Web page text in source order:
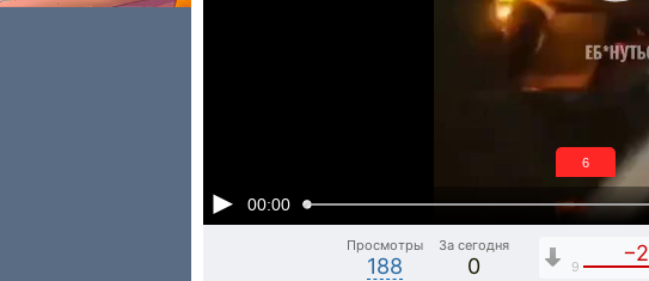
00:00
6
Просмотры
188
За сегодня
0
−2
9